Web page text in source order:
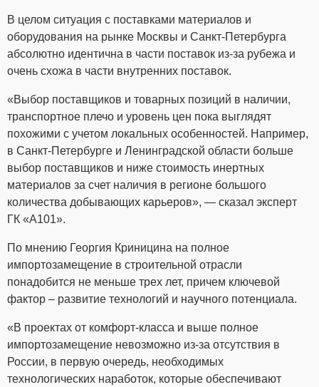
В целом ситуация с поставками материалов и
оборудования на рынке Москвы и Санкт-Петербурга
абсолютно идентична в части поставок из-за рубежа и
очень схожа в части внутренних поставок.
«Выбор поставщиков и товарных позиций в наличии,
транспортное плечо и уровень цен пока выглядят
похожими с учетом локальных особенностей. Например,
в Санкт-Петербурге и Ленинградской области больше
выбор поставщиков и ниже стоимость инертных
материалов за счет наличия в регионе большого
количества добывающих карьеров», — сказал эксперт
ГК «А101».
По мнению Георгия Криницина на полное
импортозамещение в строительной отрасли
понадобится не меньше трех лет, причем ключевой
фактор – развитие технологий и научного потенциала.
«В проектах от комфорт-класса и выше полное
импортозамещение невозможно из-за отсутствия в
России, в первую очередь, необходимых
технологических наработок, которые обеспечивают